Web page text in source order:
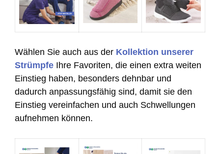
Wählen Sie auch aus der Kollektion unserer
Strümpfe Ihre Favoriten, die einen extra weiten
Einstieg haben, besonders dehnbar und
dadurch anpassungsfähig sind, damit sie den
Einstieg vereinfachen und auch Schwellungen
aufnehmen können.